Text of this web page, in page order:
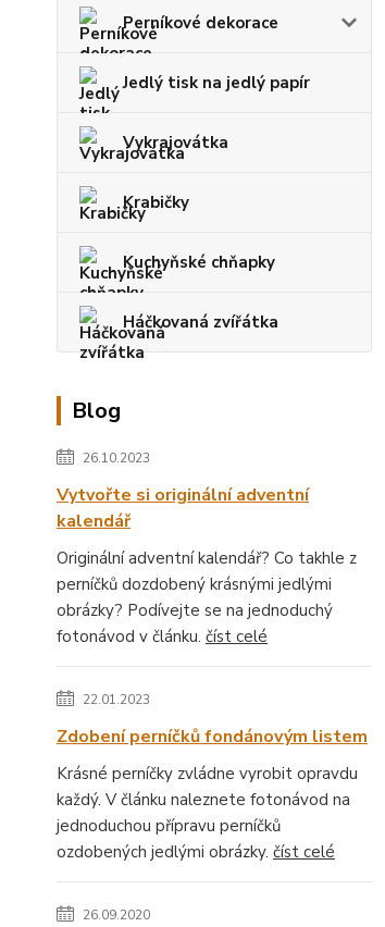
Perníkové dekorace
Jedlý tisk na jedlý papír
Vykrajovátka
Krabičky
Kuchyňské chňapky
Háčkovaná zvířátka
Blog
26.10.2023
Vytvořte si originální adventní
kalendář
Originální adventní kalendář? Co takhle z
perníčků dozdobený krásnými jedlými
obrázky? Podívejte se na jednoduchý
fotonávod v článku. číst celé
22.01.2023
Zdobení perníčků fondánovým listem
Krásné perníčky zvládne vyrobit opravdu
každý. V článku naleznete fotonávod na
jednoduchou přípravu perníčků
ozdobených jedlými obrázky. číst celé
26.09.2020